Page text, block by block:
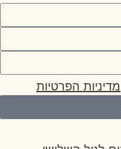
מדיניות הפרטיות